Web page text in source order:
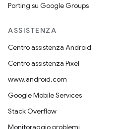
Porting su Google Groups
ASSISTENZA
Centro assistenza Android
Centro assistenza Pixel
www.android.com
Google Mobile Services
Stack Overflow
Monitoraggio problemi